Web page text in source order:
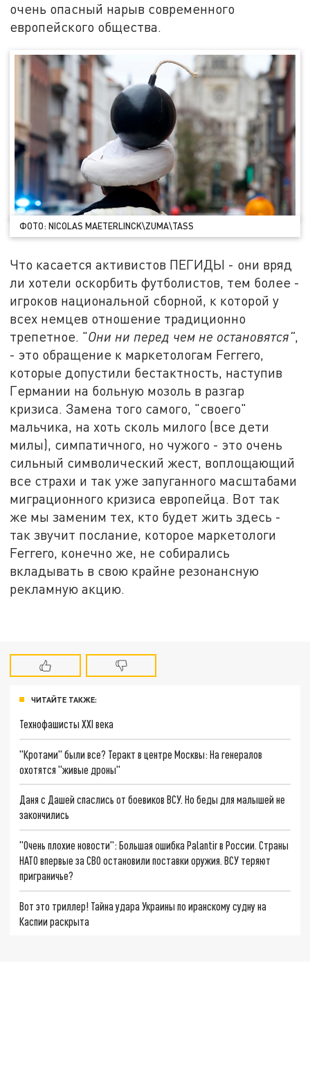
очень опасный нарыв современного
европейского общества.
ФОТО: NICOLAS MAETERLINCK\ZUMA\TASS
Что касается активистов ПЕГИДЫ - они вряд
ли хотели оскорбить футболистов, тем более -
игроков национальной сборной, к которой у
всех немцев отношение традиционно
трепетное. "Они ни перед чем не остановятся",
- это обращение к маркетологам Ferrero,
которые допустили бестактность, наступив
Германии на больную мозоль в разгар
кризиса. Замена того самого, "своего"
мальчика, на хоть сколь милого (все дети
милы), симпатичного, но чужого - это очень
сильный символический жест, воплощающий
все страхи и так уже запуганного масштабами
миграционного кризиса европейца. Вот так
же мы заменим тех, кто будет жить здесь -
так звучит послание, которое маркетологи
Ferrero, конечно же, не собирались
вкладывать в свою крайне резонансную
рекламную акцию.
ЧИТАЙТЕ ТАКЖЕ:
Технофашисты XXI века
"Кротами" были все? Теракт в центре Москвы: На генералов
охотятся "живые дроны"
Даня с Дашей спаслись от боевиков ВСУ. Но беды для малышей не
закончились
"Очень плохие новости": Большая ошибка Palantir в России. Страны
НАТО впервые за СВО остановили поставки оружия. ВСУ теряют
приграничье?
Вот это триллер! Тайна удара Украины по иранскому судну на
Каспии раскрыта